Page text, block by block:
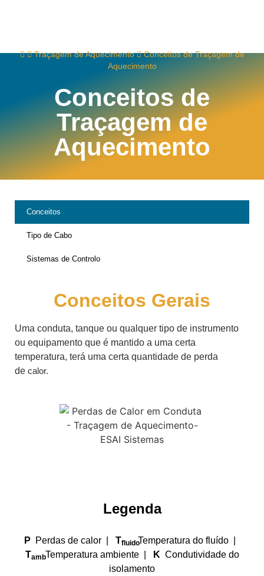
Traçagem de Aquecimento
Conceitos de Traçagem de
Aquecimento
Conceitos de
Traçagem de
Aquecimento
Conceitos
Tipo de Cabo
Sistemas de Controlo
Conceitos Gerais
Uma conduta, tanque ou qualquer tipo de instrumento
ou equipamento que é mantido a uma certa
temperatura, terá uma certa quantidade de perda
de calor.
Legenda
P Perdas de calor | Tfluido
Temperatura do fluído |
Tamb
Temperatura ambiente | K Condutividade do
isolamento